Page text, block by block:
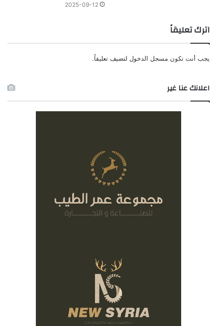
2025-09-12
اترك تعليقاً
يجب أنت تكون مسجل الدخول لتضيف تعليقاً.
اعلانك عنا غير